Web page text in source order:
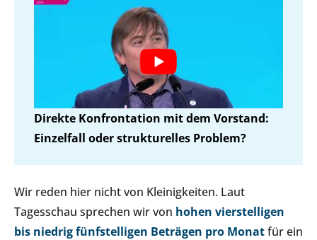
Direkte Konfrontation mit dem Vorstand:
Einzelfall oder strukturelles Problem?
Wir reden hier nicht von Kleinigkeiten. Laut
Tagesschau sprechen wir von hohen vierstelligen
bis niedrig fünfstelligen Beträgen pro Monatfür ein